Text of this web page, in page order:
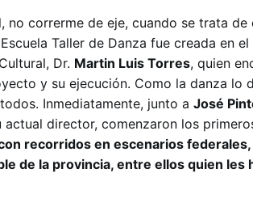
no correrme de eje, cuando se trata de
Taller de Danza fue creada en
Dr. Martin Luis Torres, quien
y su ejecución. Como la danza lo
Inmediatamente, junto a José
director, comenzaron los
recorridos en escenarios
de la provincia, entre ellos quien les